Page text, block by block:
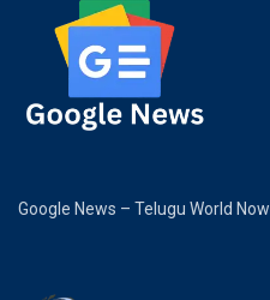
Google News – Telugu World Now